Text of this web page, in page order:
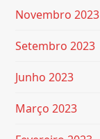
Novembro 2023
Setembro 2023
Junho 2023
Março 2023